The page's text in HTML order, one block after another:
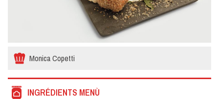
Monica Copetti
INGRÉDIENTS MENÙ